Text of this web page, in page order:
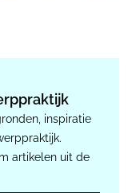
inspiratie
artikelen uit de